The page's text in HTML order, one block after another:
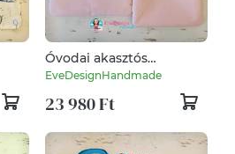
Óvodai akasztós
ruhazsák és tornazsák
EveDesignHandmade
23 980 Ft